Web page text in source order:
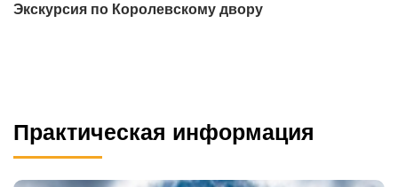
Экскурсия по Королевскому двору
Практическая информация